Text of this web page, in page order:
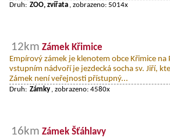
Druh: ZOO, zvířata , zobrazeno: 5014x
12km Zámek Křimice
Empírový zámek je klenotem obce Křimice
vstupním nádvoří je jezdecká socha sv. Jiří,
Zámek není veřejnosti přístupný...
Druh: Zámky , zobrazeno: 4580x
16km Zámek Šťáhlavy